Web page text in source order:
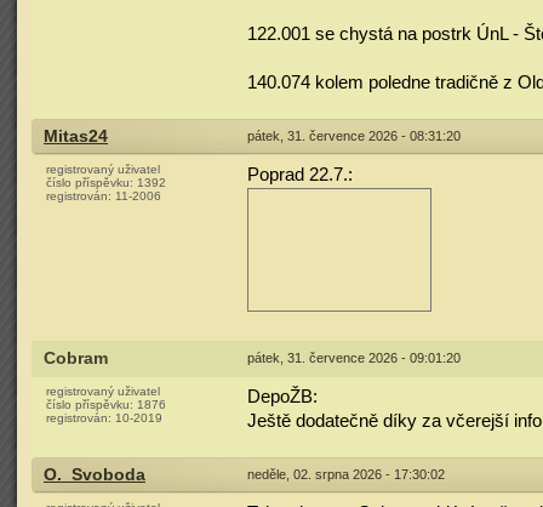
122.001 se chystá na postrk ÚnL -
140.074 kolem poledne tradičně z
Mitas24 pátek, 31. července 2026 - 08:31:20
registrovaný uživatel
číslo příspěvku: 1392
registrován: 11-2006
Poprad 22.7.:
Cobram pátek, 31. července 2026 - 09:01:20
registrovaný uživatel
číslo příspěvku: 1876
registrován: 10-2019
DepoŽB:
Ještě dodatečně díky za včerejší
O._Svoboda neděle, 02. srpna 2026 - 17:30:02